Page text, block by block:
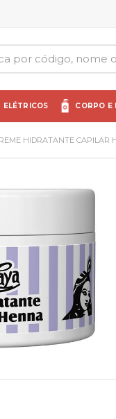
ELÉTRICOS CORPO E
HIDRATANTE CAPILAR